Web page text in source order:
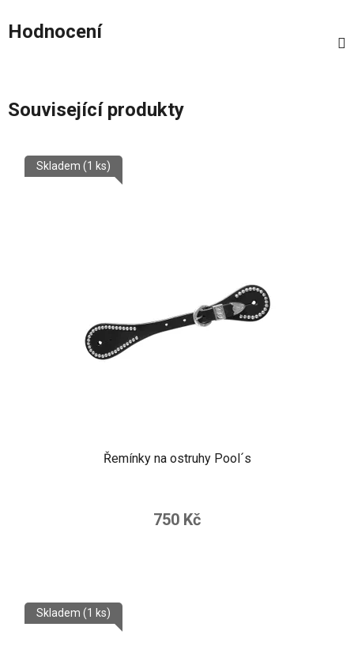
Hodnocení
Související produkty
Řemínky na ostruhy Pool´s
Skladem (1 ks)
750 Kč
Skladem (1 ks)